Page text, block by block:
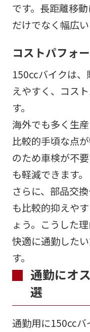
です。長距離移
だけでなく幅広い
コストパフォ
150ccバイクは
えやすく、コス
す。
海外でも多く生
比較的手頃な点
のため車検が不
も軽減できます。
さらに、部品交
も比較的抑えや
ょう。こうした
快適に通勤した
す。
通勤にオ
選
通勤用に150ccバ